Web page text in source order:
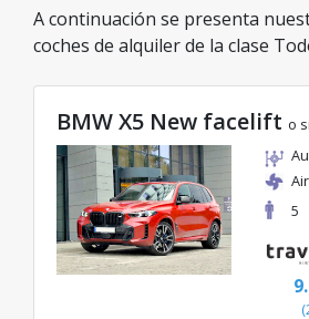
A continuación se presenta
coches de alquiler de la clase
de la categoría seleccionada, con
excelentes desde solo 27€/día.
BMW X5 New facelift o
5